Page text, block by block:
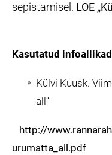
sepistamisel. LOE
Kasutatud
Külvi Kuusk.
all“
http://
urumatta_all.pdf